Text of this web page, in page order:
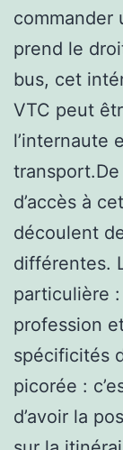
commander
prend le
bus, cet
VTC peut
l’internaute
d’accès à
découlent
différentes.
particulière
profession
spécificités
picorée :
d’avoir la